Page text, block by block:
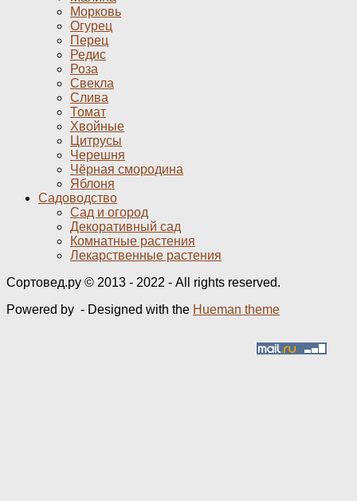
Морковь
Огурец
Перец
Редис
Роза
Свекла
Слива
Томат
Хвойные
Цитрусы
Черешня
Чёрная смородина
Яблоня
Садоводство
Сад и огород
Декоративный сад
Комнатные растения
Лекарственные растения
Сортовед.ру © 2013 - 2022 - All rights reserved.
Powered by - Designed with the Hueman theme